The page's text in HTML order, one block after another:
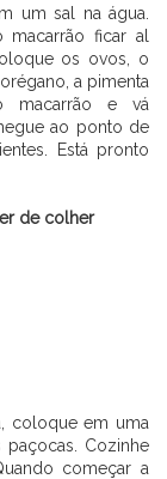
um sal na água.
ficar al
os ovos, o
a pimenta
macarrão e vá
ao ponto de
Está pronto
de colher
coloque em uma
Cozinhe
começar a